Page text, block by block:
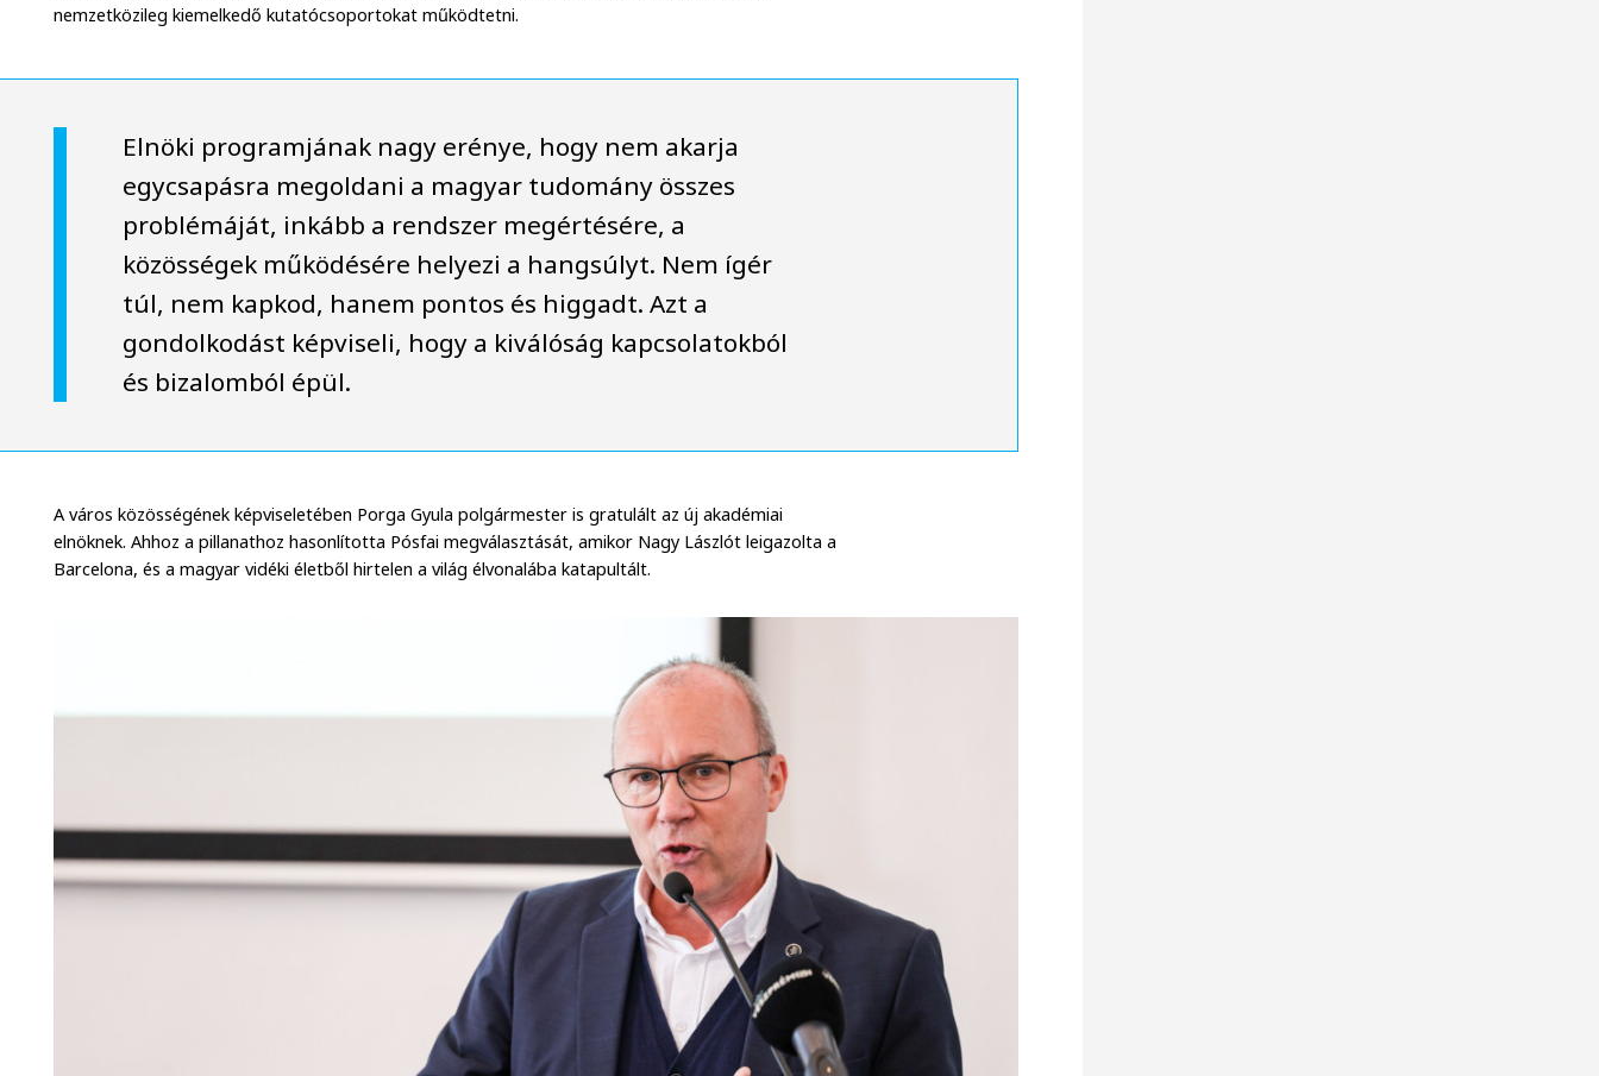
nemzetközileg kiemelkedő kutatócsoportokat működtetni.
Elnöki programjának nagy erénye, hogy nem akarja
egycsapásra megoldani a magyar tudomány összes
problémáját, inkább a rendszer megértésére, a
közösségek működésére helyezi a hangsúlyt. Nem ígér
túl, nem kapkod, hanem pontos és higgadt. Azt a
gondolkodást képviseli, hogy a kiválóság kapcsolatokból
és bizalomból épül.
A város közösségének képviseletében Porga Gyula polgármester is gratulált az új akadémiai
elnöknek. Ahhoz a pillanathoz hasonlította Pósfai megválasztását, amikor Nagy Lászlót leigazolta a
Barcelona, és a magyar vidéki életből hirtelen a világ élvonalába katapultált.